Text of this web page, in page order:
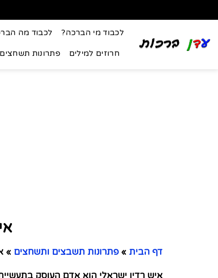
לכבוד מי הברכה? לכבוד מה
חרוזים למילים פתרונות
דף הבית » פתרונות תשבצים ותשחצים »